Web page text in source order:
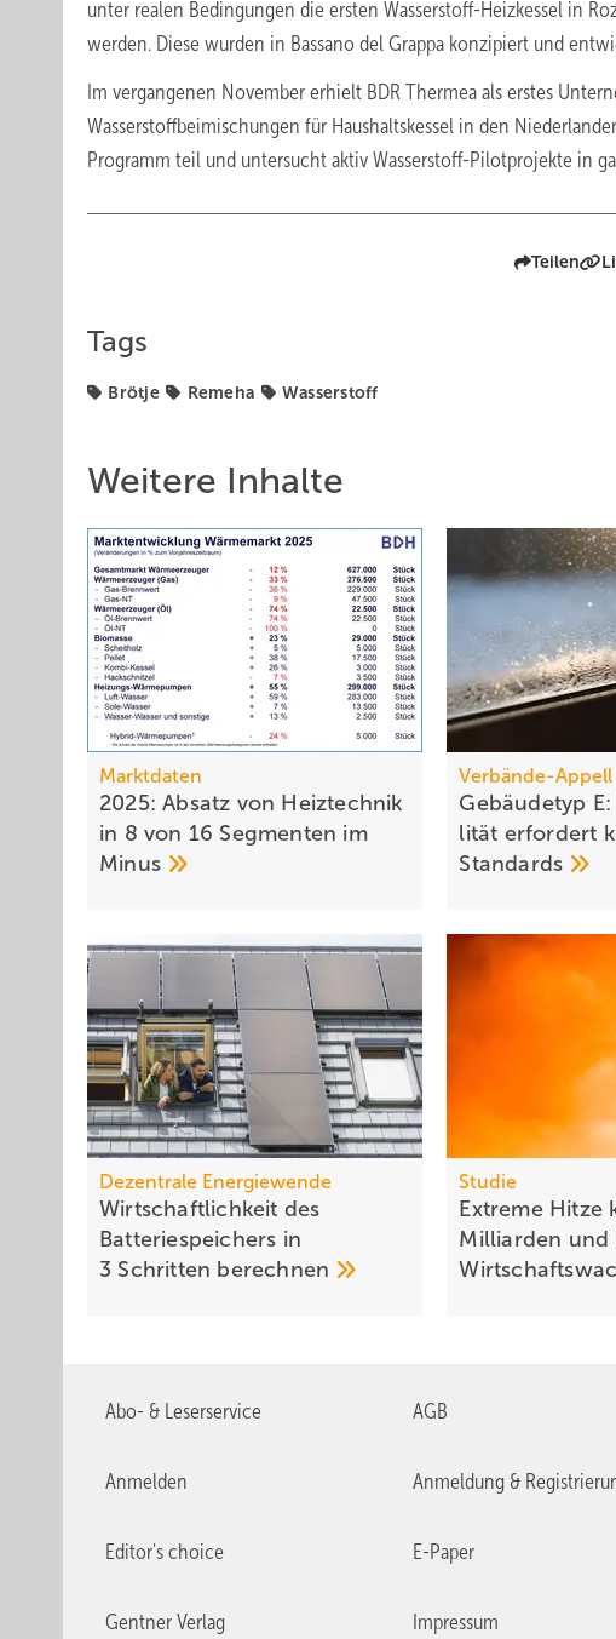
unter realen Bedingungen die ersten Wasserstoff-Heizkessel in
werden. Diese wurden in Bassano del Grappa konzipiert und
Im vergangenen November erhielt BDR Thermea als erstes
Wasserstoffbeimischungen für Haushaltskessel in den
Programm teil und untersucht aktiv Wasserstoff-Pilotprojekte in
Teilen
Tags
Brötje Remeha Wasserstoff
Weitere Inhalte
Marktdaten
2025: Absatz von Heiztechnik
in 8 von 16 Segmenten im
Minus
Verbände-Appell
Gebäudetyp
li­tät er­for­dert
Stan­dards
Dezentrale Energiewende
Wirtschaftlichkeit des
Batterie­spei­chers in
3 Schritten berechnen
Studie
Extreme Hitze
Milliarden und
Abo- & Leserservice AGB
Anmelden Anmeldung &
Editor's choice E-Paper
Gentner Verlag Impressum